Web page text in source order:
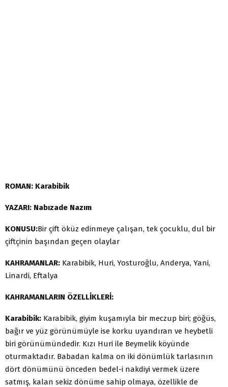
ROMAN: Karabibik
YAZARI: Nabızade Nazım
KONUSU:Bir çift öküz edinmeye çalışan, tek çocuklu, dul bir
çiftçinin başından geçen olaylar
KAHRAMANLAR: Karabibik, Huri, Yosturoğlu, Anderya, Yani,
Linardi, Eftalya
KAHRAMANLARIN ÖZELLİKLERİ:
Karabibik: Karabibik, giyim kuşamıyla bir meczup biri; göğüs,
bağır ve yüz görünümüyle ise korku uyandıran ve heybetli
biri görünümündedir. Kızı Huri ile Beymelik köyünde
oturmaktadır. Babadan kalma on iki dönümlük tarlasının
dört dönümünü önceden bedel-i nakdiyi vermek üzere
satmış, kalan sekiz dönüme sahip olmaya, özellikle de